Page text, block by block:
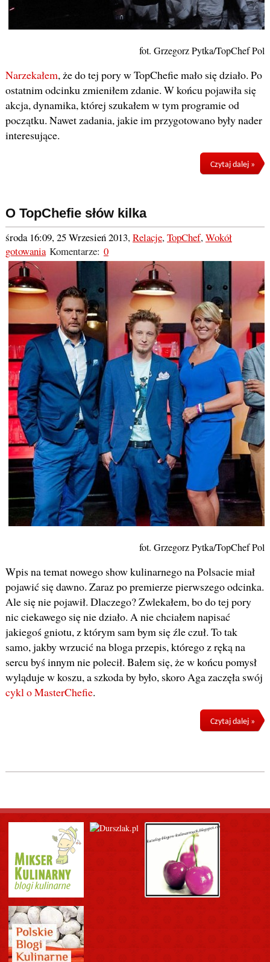
fot. Grzegorz Pytka/TopChef
Narzekałem, że do tej pory w TopChefie mało się działo. Po
ostatnim odcinku zmieniłem zdanie. W końcu pojawiła się
akcja, dynamika, której szukałem w tym programie od
początku. Nawet zadania, jakie im przygotowano były nader
interesujące.
Czytaj dalej »
O TopChefie słów kilka
środa 16:09, 25 Wrzesień 2013,Relacje,TopChef,Wokół
gotowaniaKomentarze: 0
fot. Grzegorz Pytka/TopChef
Wpis na temat nowego show kulinarnego na Polsacie miał
pojawić się dawno. Zaraz po premierze pierwszego odcinka.
Ale się nie pojawił. Dlaczego? Zwlekałem, bo do tej pory
nic ciekawego się nie działo. A nie chciałem napisać
jakiegoś gniotu, z którym sam bym się źle czuł. To tak
samo, jakby wrzucić na bloga przepis, którego z ręką na
sercu byś innym nie polecił. Bałem się, że w końcu pomysł
wyląduje w koszu, a szkoda by było, skoro Aga zaczęła swój
cykl o MasterChefie.
Czytaj dalej »